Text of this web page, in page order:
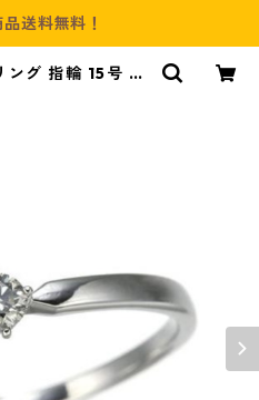
送料無料！
グ 指輪 15号 ダ